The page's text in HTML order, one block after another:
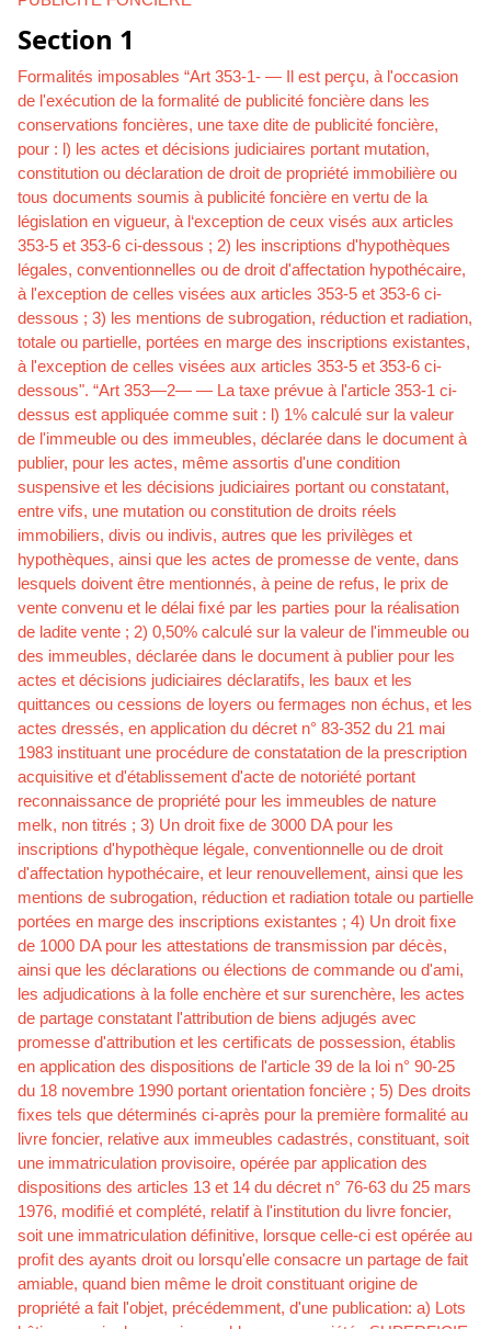
Section 1
Formalités imposables “Art 353-1- — Il est perçu, à l'occasion
de l'exécution de la formalité de publicité foncière dans les
conservations foncières, une taxe dite de publicité foncière,
pour : l) les actes et décisions judiciaires portant mutation,
constitution ou déclaration de droit de propriété immobilière ou
tous documents soumis à publicité foncière en vertu de la
législation en vigueur, à l‘exception de ceux visés aux articles
353-5 et 353-6 ci-dessous ; 2) les inscriptions d'hypothèques
légales, conventionnelles ou de droit d'affectation hypothécaire,
à l'exception de celles visées aux articles 353-5 et 353-6 ci-
dessous ; 3) les mentions de subrogation, réduction et radiation,
totale ou partielle, portées en marge des inscriptions existantes,
à l'exception de celles visées aux articles 353-5 et 353-6 ci-
dessous". “Art 353—2— — La taxe prévue à l'article 353-1 ci-
dessus est appliquée comme suit : l) 1% calculé sur la valeur
de l'immeuble ou des immeubles, déclarée dans le document à
publier, pour les actes, même assortis d'une condition
suspensive et les décisions judiciaires portant ou constatant,
entre vifs, une mutation ou constitution de droits réels
immobiliers, divis ou indivis, autres que les privilèges et
hypothèques, ainsi que les actes de promesse de vente, dans
lesquels doivent être mentionnés, à peine de refus, le prix de
vente convenu et le délai ﬁxé par les parties pour la réalisation
de ladite vente ; 2) 0,50% calculé sur la valeur de l'immeuble ou
des immeubles, déclarée dans le document à publier pour les
actes et décisions judiciaires déclaratifs, les baux et les
quittances ou cessions de loyers ou fermages non échus, et les
actes dressés, en application du décret n° 83-352 du 21 mai
1983 instituant une procédure de constatation de la prescription
acquisitive et d'établissement d'acte de notoriété portant
reconnaissance de propriété pour les immeubles de nature
melk, non titrés ; 3) Un droit fixe de 3000 DA pour les
inscriptions d'hypothèque légale, conventionnelle ou de droit
d'affectation hypothécaire, et leur renouvellement, ainsi que les
mentions de subrogation, réduction et radiation totale ou partielle
portées en marge des inscriptions existantes ; 4) Un droit ﬁxe
de 1000 DA pour les attestations de transmission par décès,
ainsi que les déclarations ou élections de commande ou d'ami,
les adjudications à la folle enchère et sur surenchère, les actes
de partage constatant l'attribution de biens adjugés avec
promesse d'attribution et les certiﬁcats de possession, établis
en application des dispositions de l'article 39 de la loi n° 90-25
du 18 novembre 1990 portant orientation foncière ; 5) Des droits
ﬁxes tels que déterminés ci-après pour la première formalité au
livre foncier, relative aux immeubles cadastrés, constituant, soit
une immatriculation provisoire, opérée par application des
dispositions des articles 13 et 14 du décret n° 76-63 du 25 mars
1976, modiﬁé et complété, relatif à l'institution du livre foncier,
soit une immatriculation déﬁnitive, lorsque celle-ci est opérée au
proﬁt des ayants droit ou lorsqu'elle consacre un partage de fait
amiable, quand bien même le droit constituant origine de
propriété a fait l'objet, précédemment, d'une publication: a) Lots